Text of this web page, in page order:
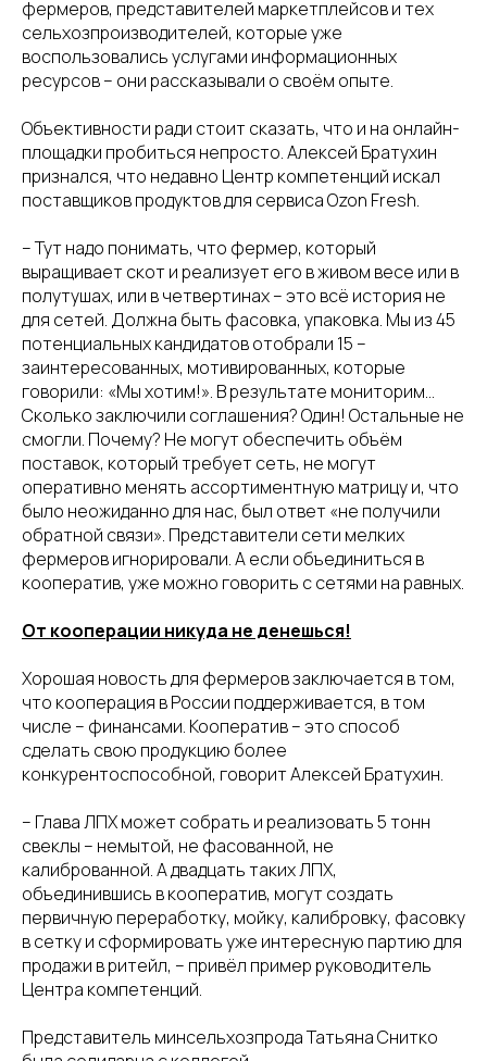
фермеров, представителей маркетплейсов и тех
сельхозпроизводителей, которые уже
воспользовались услугами информационных
ресурсов – они рассказывали о своём опыте.
Объективности ради стоит сказать, что и на онлайн-
площадки пробиться непросто. Алексей Братухин
признался, что недавно Центр компетенций искал
поставщиков продуктов для сервиса Ozon Fresh.
– Тут надо понимать, что фермер, который
выращивает скот и реализует его в живом весе или в
полутушах, или в четвертинах – это всё история не
для сетей. Должна быть фасовка, упаковка. Мы из 45
потенциальных кандидатов отобрали 15 –
заинтересованных, мотивированных, которые
говорили: «Мы хотим!». В результате мониторим…
Сколько заключили соглашения? Один! Остальные не
смогли. Почему? Не могут обеспечить объём
поставок, который требует сеть, не могут
оперативно менять ассортиментную матрицу и, что
было неожиданно для нас, был ответ «не получили
обратной связи». Представители сети мелких
фермеров игнорировали. А если объединиться в
кооператив, уже можно говорить с сетями на равных.
От кооперации никуда не денешься!
Хорошая новость для фермеров заключается в том,
что кооперация в России поддерживается, в том
числе – финансами. Кооператив – это способ
сделать свою продукцию более
конкурентоспособной, говорит Алексей Братухин.
– Глава ЛПХ может собрать и реализовать 5 тонн
свеклы – немытой, не фасованной, не
калиброванной. А двадцать таких ЛПХ,
объединившись в кооператив, могут создать
первичную переработку, мойку, калибровку, фасовку
в сетку и сформировать уже интересную партию для
продажи в ритейл, – привёл пример руководитель
Центра компетенций.
Представитель минсельхозпрода Татьяна Снитко